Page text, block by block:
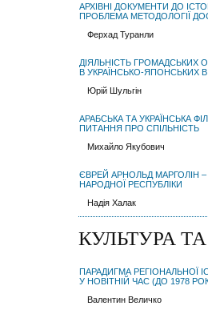
АРХІВНІ ДОКУМЕНТИ ДО
ПРОБЛЕМА МЕТОДОЛОГІЇ
Ферхад Туранли
ДІЯЛЬНІСТЬ ГРОМАДСЬКИХ
В УКРАЇНСЬКО-ЯПОНСЬКИХ
Юрій Шульгін
АРАБСЬКА ТА УКРАЇНСЬКА
ПИТАННЯ ПРО СПІЛЬНІСТЬ
Михайло Якубович
ЄВРЕЙ АРНОЛЬД МАРГОЛІН
НАРОДНОЇ РЕСПУБЛІКИ
Надія Халак
КУЛЬТУРА
ПАРАДИГМА РЕГIОНАЛЬНОЇ
У НОВIТНIЙ ЧАС (ДО 1978
Валентин Величко